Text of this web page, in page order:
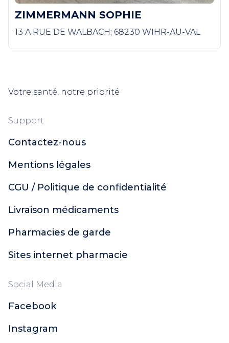
ZIMMERMANN SOPHIE
13 A RUE DE WALBACH; 68230 WIHR-AU-VAL
Votre santé, notre priorité
Support
Contactez-nous
Mentions légales
CGU / Politique de confidentialité
Livraison médicaments
Pharmacies de garde
Sites internet pharmacie
Social Media
Facebook
Instagram